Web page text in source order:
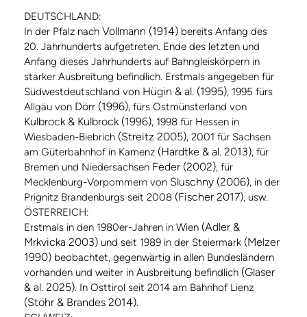
DEUTSCHLAND:
In der Pfalz nach Vollmann (1914) bereits Anfang des
20. Jahrhunderts aufgetreten. Ende des letzten und
Anfang dieses Jahrhunderts auf Bahngleiskörpern in
starker Ausbreitung befindlich. Erstmals angegeben für
Südwestdeutschland von Hügin & al. (1995), 1995 fürs
Allgäu von Dörr (1996), fürs Ostmünsterland von
Kulbrock & Kulbrock (1996), 1998 für Hessen in
Wiesbaden-Biebrich (Streitz 2005), 2001 für Sachsen
am Güterbahnhof in Kamenz (Hardtke & al. 2013), für
Bremen und Niedersachsen Feder (2002), für
Mecklenburg-Vorpommern von Sluschny (2006), in der
Prignitz Brandenburgs seit 2008 (Fischer 2017), usw.
ÖSTERREICH:
Erstmals in den 1980er-Jahren in Wien (Adler &
Mrkvicka 2003) und seit 1989 in der Steiermark (Melzer
1990) beobachtet, gegenwärtig in allen Bundesländern
vorhanden und weiter in Ausbreitung befindlich (Glaser
& al. 2025). In Osttirol seit 2014 am Bahnhof Lienz
(Stöhr & Brandes 2014).